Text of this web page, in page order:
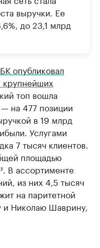
выручки. Ее
до 23,1 млрд
опубликовал
крупнейших
топ вошла
— на 477 позиции
в 19 млрд
Услугами
7 тысяч клиентов.
площадью
В ассортименте
из них 4,5 тысяч
на паритетной
и Николаю Шаврину,